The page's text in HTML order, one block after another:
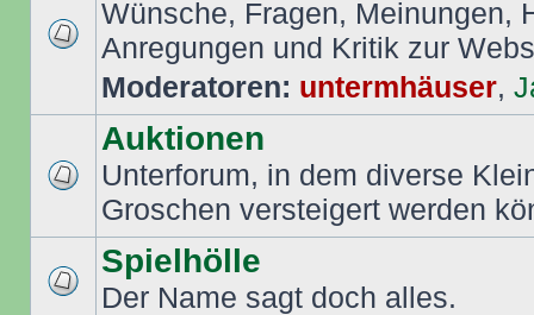
Wünsche, Fragen, Meinungen,
Anregungen und Kritik zur
Moderatoren: untermhäuser,
Auktionen
Unterforum, in dem diverse
Groschen versteigert werden
Spielhölle
Der Name sagt doch alles.